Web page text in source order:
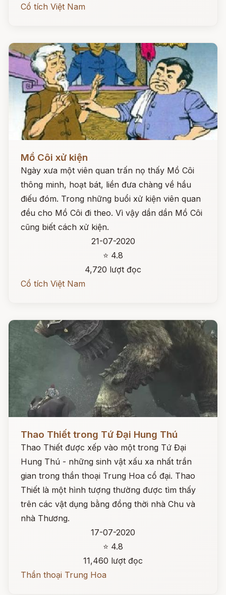
Cổ tích Việt Nam
Đọc ngay
Mồ Côi xử kiện
Ngày xưa một viên quan trấn nọ thấy Mồ Côi
thông minh, hoạt bát, liền đưa chàng về hầu
điếu đóm. Trong những buổi xử kiện viên quan
đều cho Mồ Côi đi theo. Vì vậy dần dần Mồ Côi
cũng biết cách xử kiện.
21-07-2020
⭐ 4.8
4,720 lượt đọc
Cổ tích Việt Nam
Thao Thiết trong Tứ Đại Hung Thú
Thao Thiết được xếp vào một trong Tứ Đại
Hung Thú - những sinh vật xấu xa nhất trần
gian trong thần thoại Trung Hoa cổ đại. Thao
Thiết là một hình tượng thường được tìm thấy
trên các vật dụng bằng đồng thời nhà Chu và
nhà Thương.
17-07-2020
⭐ 4.8
11,460 lượt đọc
Thần thoại Trung Hoa